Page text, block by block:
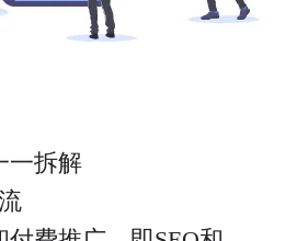
一拆解